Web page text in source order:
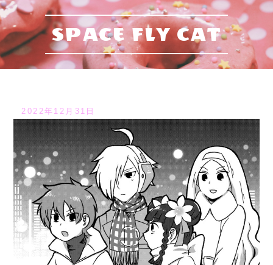
SPACE FLY CAT
2022年12月31日